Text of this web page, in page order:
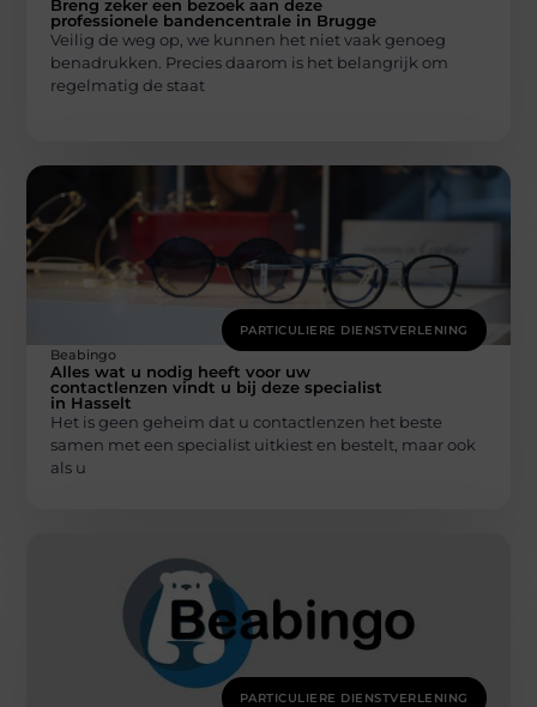
Breng zeker een bezoek aan deze
professionele bandencentrale in Brugge
Veilig de weg op, we kunnen het niet vaak genoeg
benadrukken. Precies daarom is het belangrijk om
regelmatig de staat
PARTICULIERE DIENSTVERLENING
Beabingo
Alles wat u nodig heeft voor uw
contactlenzen vindt u bij deze specialist
in Hasselt
Het is geen geheim dat u contactlenzen het beste
samen met een specialist uitkiest en bestelt, maar ook
als u
PARTICULIERE DIENSTVERLENING